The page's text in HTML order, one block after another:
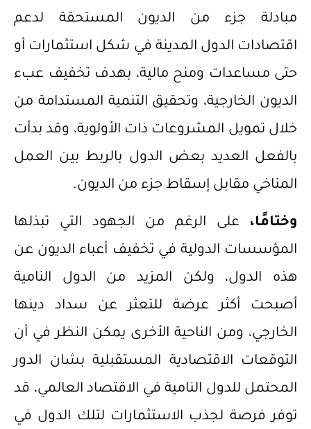
مبادلة جزء من الديون المستحقة لدعم
اقتصادات الدول المدينة في شكل استثمارات أو
حتى مساعدات ومنح مالية، بهدف تخفيف عبء
الديون الخارجية، وتحقيق التنمية المستدامة من
خلال تمويل المشروعات ذات الأولوية، وقد بدأت
بالفعل العديد بعض الدول بالربط بين العمل
المناخي مقابل إسقاط جزء من الديون.
وختامًا، على الرغم من الجهود التي تبذلها
المؤسسات الدولية في تخفيف أعباء الديون عن
هذه الدول، ولكن المزيد من الدول النامية
أصبحت أكثر عرضة للتعثر عن سداد دينها
الخارجي، ومن الناحية الأخرى يمكن النظر في أن
التوقعات الاقتصادية المستقبلية بشان الدور
المحتمل للدول النامية في الاقتصاد العالمي، قد
توفر فرصة لجذب الاستثمارات لتلك الدول في